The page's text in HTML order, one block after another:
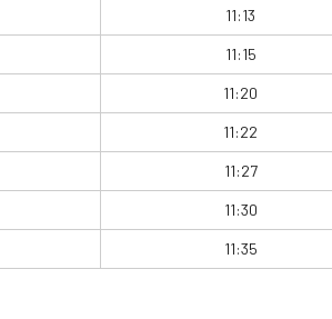
11:13
11:15
11:20
11:22
11:27
11:30
11:35